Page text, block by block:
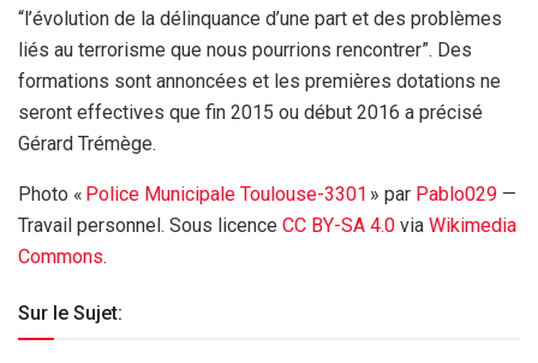
“l’évolution de la délinquance d’une part et des problèmes
liés au terrorisme que nous pourrions rencontrer”. Des
formations sont annoncées et les premières dotations ne
seront effectives que fin 2015 ou début 2016 a précisé
Gérard Trémège.
Photo « Police Municipale Toulouse-3301 » par Pablo029 —
Travail personnel. Sous licence CC BY-SA 4.0 via Wikimedia
Commons.
Sur le Sujet: